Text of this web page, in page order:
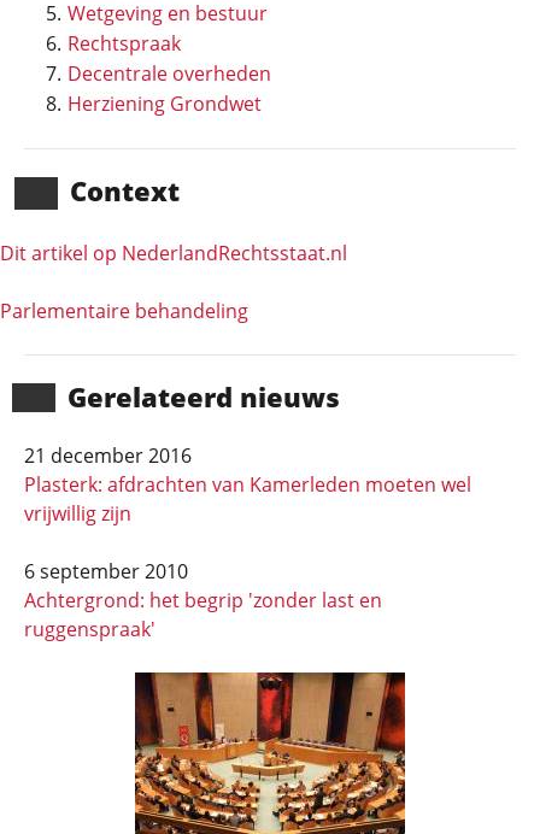
Wetgeving en bestuur
Rechtspraak
Decentrale overheden
Herziening Grondwet
Context
Dit artikel op NederlandRechts­staat.nl
Parlementaire behandeling
Gerela­teerd nieuws
21 december 2016
Plasterk: afdrachten van Kamerleden moeten wel
vrijwillig zijn
6 september 2010
Achtergrond: het begrip 'zonder last en
ruggenspraak'